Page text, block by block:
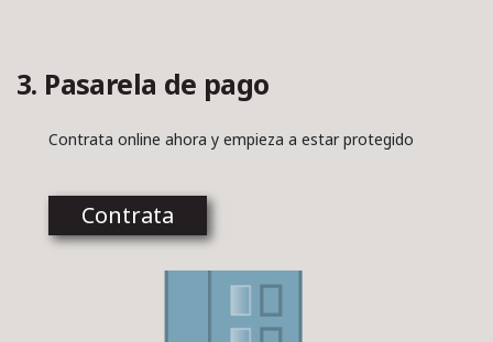
3. Pasarela de pago
Contrata online ahora y empieza a estar protegido
Contrata